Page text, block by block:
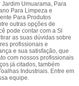
Umuarama, Para
Para Limpeza e
Para Produtos
outras opções de
pode contar com a Sl
as suas dúvidas sobre
profissionais e
e sua satisfação, que
com nossos profissionais
já citados, também
Industriais. Entre em
equipe.